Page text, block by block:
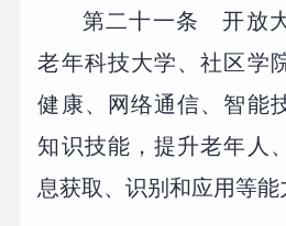
第二十一条 开放大
老年科技大学、社区学
健康、网络通信、智能
知识技能，提升老年人
息获取、识别和应用等能